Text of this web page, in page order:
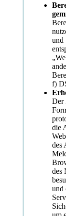
und
f)
Der
die
des
des
und